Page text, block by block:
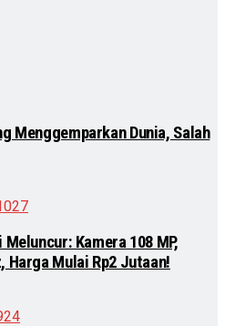
Menggemparkan Dunia, Salah
Kamera 108 MP,
Harga Mulai Rp2 Jutaan!